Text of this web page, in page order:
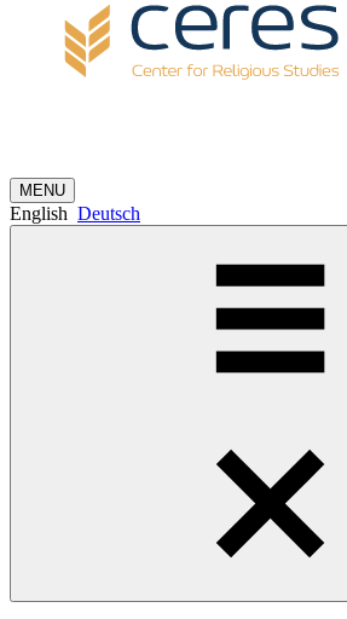
MENU
English Deutsch